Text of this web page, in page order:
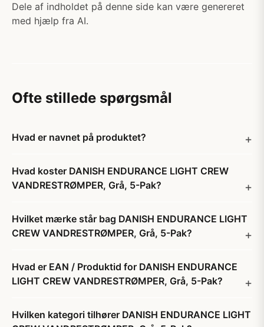
Dele af indholdet på denne side kan være genereret
med hjælp fra AI.
Ofte stillede spørgsmål
Hvad er navnet på produktet?
Hvad koster DANISH ENDURANCE LIGHT CREW
VANDRESTRØMPER, Grå, 5-Pak?
Hvilket mærke står bag DANISH ENDURANCE LIGHT
CREW VANDRESTRØMPER, Grå, 5-Pak?
Hvad er EAN / Produktid for DANISH ENDURANCE
LIGHT CREW VANDRESTRØMPER, Grå, 5-Pak?
Hvilken kategori tilhører DANISH ENDURANCE LIGHT